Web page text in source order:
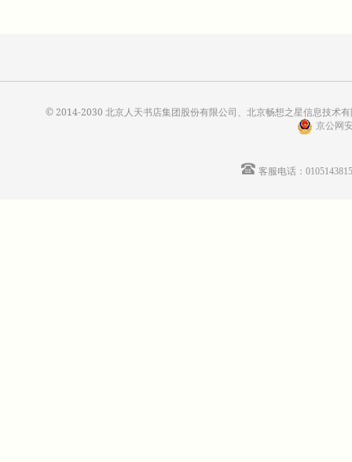
© 2014-2030 北京人天书店集团股份有限公司、北京畅想之星信息技术
京公网
客服电话：